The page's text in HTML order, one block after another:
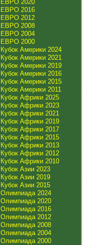
ЕВРО 2020
ЕВРО 2016
ЕВРО 2012
ЕВРО 2008
ЕВРО 2004
ЕВРО 2000
Кубок Америки 2024
Кубок Америки 2021
Кубок Америки 2019
Кубок Америки 2016
Кубок Америки 2015
Кубок Америки 2011
Кубок Африки 2025
Кубок Африки 2023
Кубок Африки 2021
Кубок Африки 2019
Кубок Африки 2017
Кубок Африки 2015
Кубок Африки 2013
Кубок Африки 2012
Кубок Африки 2010
Кубок Азии 2023
Кубок Азии 2019
Кубок Азии 2015
Олимпиада 2024
Олимпиада 2020
Олимпиада 2016
Олимпиада 2012
Олимпиада 2008
Олимпиада 2004
Олимпиада 2000